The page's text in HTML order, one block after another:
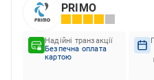
PRIMO
Надійні транзакції
Безпечна оплата
картою